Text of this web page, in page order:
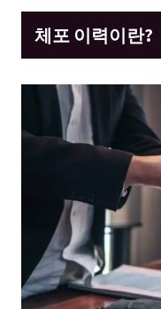
체포 이력이란?